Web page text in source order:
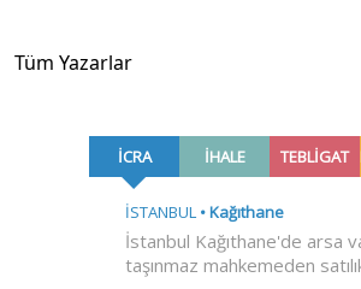
Tüm Yazarlar